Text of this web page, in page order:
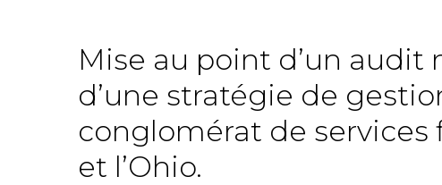
Mise au point d’un
d’une stratégie de
conglomérat de
et l’Ohio.